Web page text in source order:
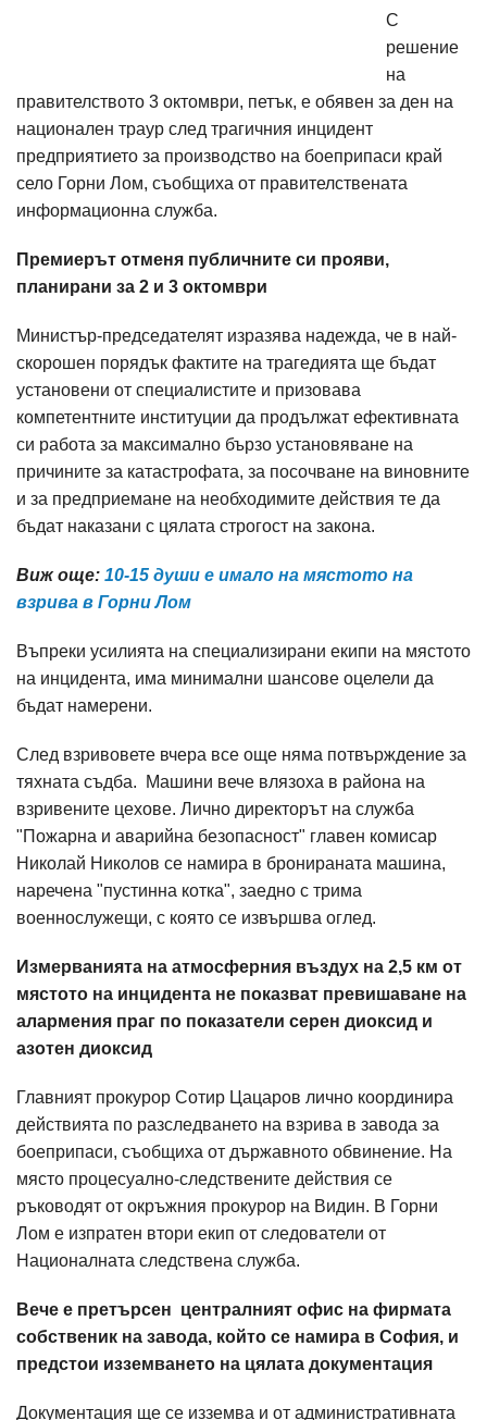
С
решение
на
правителството 3 октомври, петък, е обявен за ден на
национален траур след трагичния инцидент
предприятието за производство на боеприпаси край
село Горни Лом, съобщиха от правителствената
информационна служба.
Премиерът отменя публичните си прояви,
планирани за 2 и 3 октомври
Министър-председателят изразява надежда, че в най-
скорошен порядък фактите на трагедията ще бъдат
установени от специалистите и призовава
компетентните институции да продължат ефективната
си работа за максимално бързо установяване на
причините за катастрофата, за посочване на виновните
и за предприемане на необходимите действия те да
бъдат наказани с цялата строгост на закона.
Виж още: 10-15 души е имало на мястото на
взрива в Горни Лом
Въпреки усилията на специализирани екипи на мястото
на инцидента, има минимални шансове оцелели да
бъдат намерени.
След взривовете вчера все още няма потвърждение за
тяхната съдба. Машини вече влязоха в района на
взривените цехове. Лично директорът на служба
"Пожарна и аварийна безопасност" главен комисар
Николай Николов се намира в бронираната машина,
наречена "пустинна котка", заедно с трима
военнослужещи, с която се извършва оглед.
Измерванията на атмосферния въздух на 2,5 км от
мястото на инцидента не показват превишаване на
алармения праг по показатели серен диоксид и
азотен диоксид
Главният прокурор Сотир Цацаров лично координира
действията по разследването на взрива в завода за
боеприпаси, съобщиха от държавното обвинение. На
място процесуално-следствените действия се
ръководят от окръжния прокурор на Видин. В Горни
Лом е изпратен втори екип от следователи от
Националната следствена служба.
Вече е претърсен централният офис на фирмата
собственик на завода, който се намира в София, и
предстои изземването на цялата документация
Документация ще се изземва и от административната